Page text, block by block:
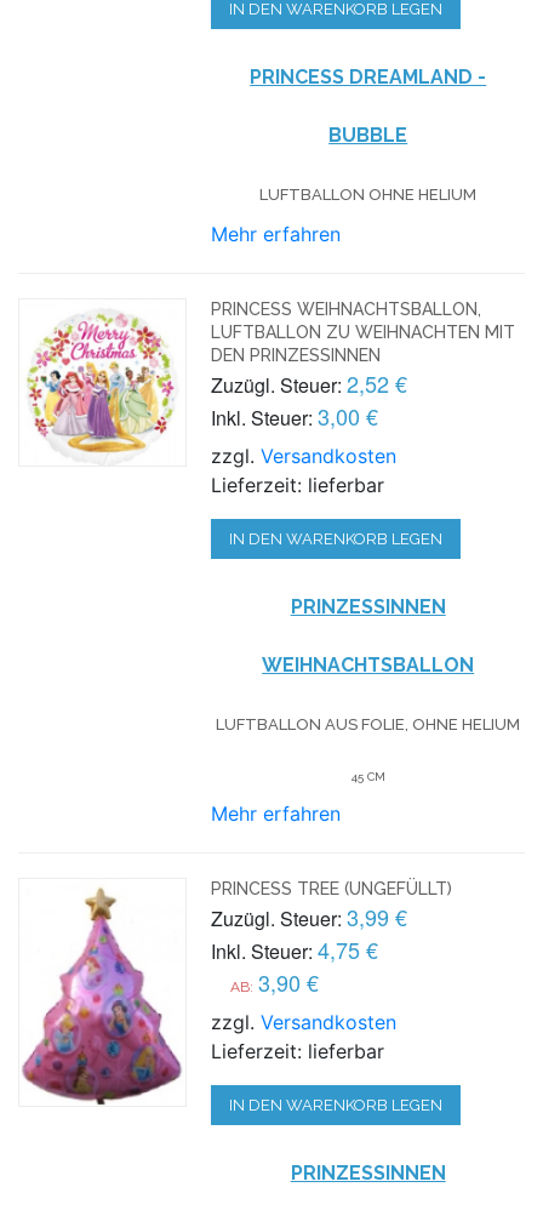
IN DEN WARENKORB LEGEN
PRINCESS DREAMLAND -
BUBBLE
LUFTBALLON OHNE HELIUM
Mehr erfahren
PRINCESS WEIHNACHTSBALLON,
LUFTBALLON ZU WEIHNACHTEN MIT
DEN PRINZESSINNEN
Zuzügl. Steuer: 2,52 €
Inkl. Steuer: 3,00 €
zzgl.Versandkosten
Lieferzeit: lieferbar
IN DEN WARENKORB LEGEN
PRINZESSINNEN
WEIHNACHTSBALLON
LUFTBALLON AUS FOLIE, OHNE HELIUM
45 CM
Mehr erfahren
PRINCESS TREE (UNGEFÜLLT)
Zuzügl. Steuer: 3,99 €
Inkl. Steuer: 4,75 €
AB: 3,90 €
zzgl.Versandkosten
Lieferzeit: lieferbar
IN DEN WARENKORB LEGEN
PRINZESSINNEN